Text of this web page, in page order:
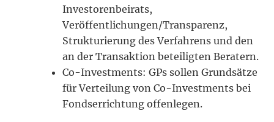
Investorenbeirats,
Veröffentlichungen/Transparenz,
Strukturierung des Verfahrens und den
an der Transaktion beteiligten Beratern.
Co-Investments: GPs sollen Grundsätze
für Verteilung von Co-Investments bei
Fondserrichtung offenlegen.